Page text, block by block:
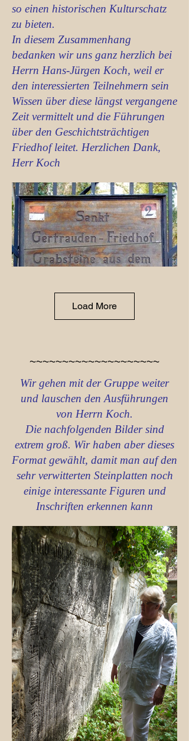
so einen historischen Kulturschatz
zu bieten.
In diesem Zusammenhang
bedanken wir uns ganz herzlich bei
Herrn Hans-Jürgen Koch, weil er
den interessierten Teilnehmern sein
Wissen über diese längst vergangene
Zeit vermittelt und die Führungen
über den Geschichtsträchtigen
Friedhof leitet. Herzlichen Dank,
Herr Koch
2015 14.06. Herr Koch begrüßt die
Gruppe Interessierter, die an der
Führung teilnehmen
Load More
~~~~~~~~~~~~~~~~~~~~
Wir gehen mit der Gruppe weiter
und lauschen den Ausführungen
von Herrn Koch.
Die nachfolgenden Bilder sind
extrem groß. Wir haben aber dieses
Format gewählt, damit man auf den
sehr verwitterten Steinplatten noch
einige interessante Figuren und
Inschriften erkennen kann